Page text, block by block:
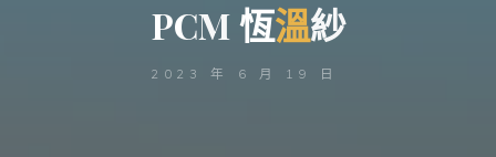
PCM恆溫
溫紗
2023 年 6 月 19 日